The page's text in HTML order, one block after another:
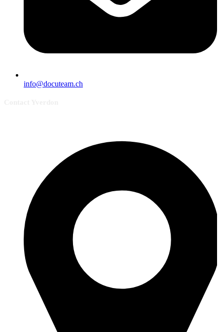
info@docuteam.ch